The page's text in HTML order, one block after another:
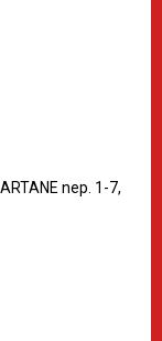
nep. 1-7,